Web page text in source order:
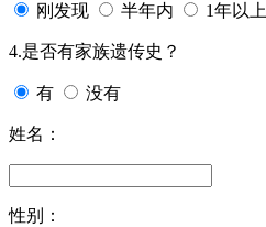
刚发现 半年内 1年以上
4.是否有家族遗传史？
有 没有
姓名：
性别：